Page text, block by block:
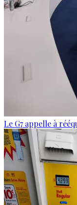
Le G7 appelle à